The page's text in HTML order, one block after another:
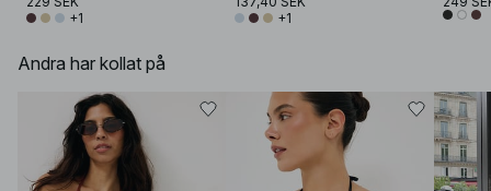
+1
+1
Andra har kollat på